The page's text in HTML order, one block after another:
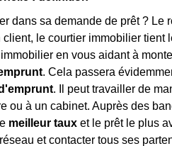
dans sa demande de prêt ? Le
client, le courtier immobilier tient
en vous aidant à
. Cela passera
. Il peut travailler de
ou à un cabinet. Auprès des
meilleur taux et le prêt le plus
et contacter tous ses